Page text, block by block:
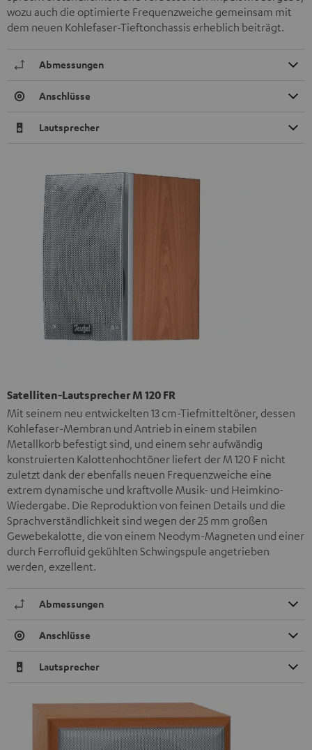
wozu auch die optimierte Frequenzweiche gemeinsam mit
dem neuen Kohlefaser-Tieftonchassis erheblich beiträgt.
Abmessungen
Anschlüsse
Lautsprecher
Satelliten-Lautsprecher M 120 FR
Mit seinem neu entwickelten 13 cm-Tiefmitteltöner, dessen
Kohlefaser-Membran und Antrieb in einem stabilen
Metallkorb befestigt sind, und einem sehr aufwändig
konstruierten Kalottenhochtöner liefert der M 120 F nicht
zuletzt dank der ebenfalls neuen Frequenzweiche eine
extrem dynamische und kraftvolle Musik- und Heimkino-
Wiedergabe. Die Reproduktion von feinen Details und die
Sprachverständlichkeit sind wegen der 25 mm großen
Gewebekalotte, die von einem Neodym-Magneten und einer
durch Ferrofluid gekühlten Schwingspule angetrieben
werden, exzellent.
Abmessungen
Anschlüsse
Lautsprecher